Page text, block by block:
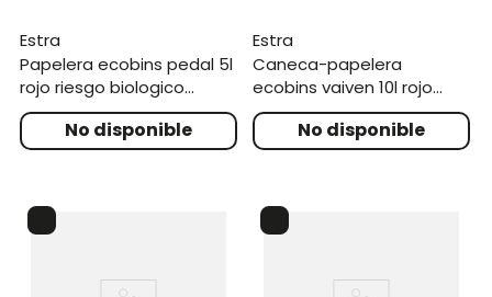
estra
papelera ecobins pedal 5l
rojo riesgo biologico
polialuminio
estra
caneca-papelera
ecobins vaiven 10l rojo
residuos peligrosos